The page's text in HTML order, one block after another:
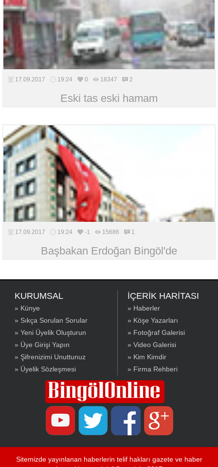
17.09.2017 19:24 0 18347 2
Eski tas eski hamam
17.09.2017 19:24 -1 15686 1
Başbakan Erdoğan Bingöl'de
KURUMSAL
» Künye
» Sıkça Sorulan Sorular
» Yeni Üyelik Oluşturun
» Üye Girişi Yapın
» Şifrenizimi Unuttunuz
» Üyelik Sözleşmesi
İÇERİK HARİTASI
» Haberler
» Köşe Yazarları
» Fotoğraf Galerisi
» Video Galerisi
» Kim Kimdir
» Firma Rehberi
Sitemizde yayınlanan haberlerin telif hakları gazete ve haber